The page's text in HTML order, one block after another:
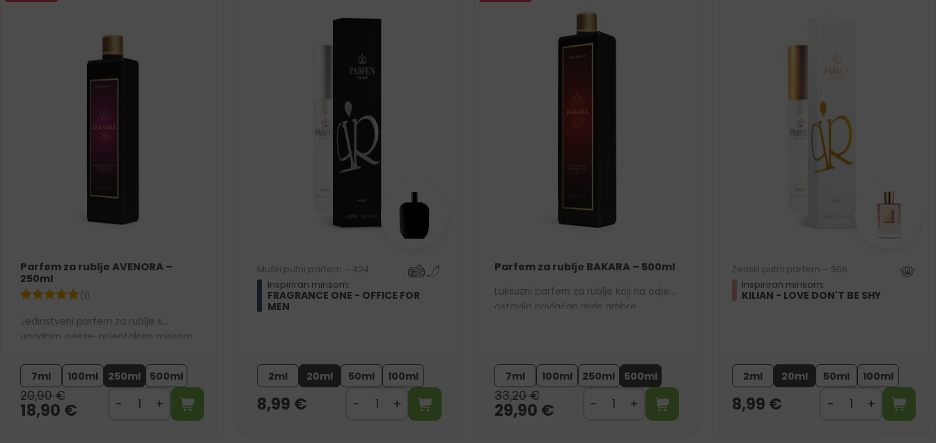
Parfem za rublje AVENORA –
250ml
(1)
Jedinstveni parfem za rublje s
ugodnim svježe-orijentalnim mirisom.
aromu čistoće, svježine i elegancije.
7ml 100ml 250ml 500ml
20,90€
18,90 €
Muški putni parfem – 424
Inspiriran mirisom:
FRAGRANCE ONE - OFFICE FOR
MEN
2ml 20ml 50ml 100ml
8,99 €
Parfem za rublje BAKARA – 500ml
Luksuzni parfem za rublje koji na odjeći
ostavlja privlačan miris ambre.
7ml 100ml 250ml 500ml
33,20€
29,90 €
Ženski putni parfem – 906
Inspiriran mirisom:
KILIAN - LOVE DON'T BE SHY
2ml 20ml 50ml 100ml
8,99 €